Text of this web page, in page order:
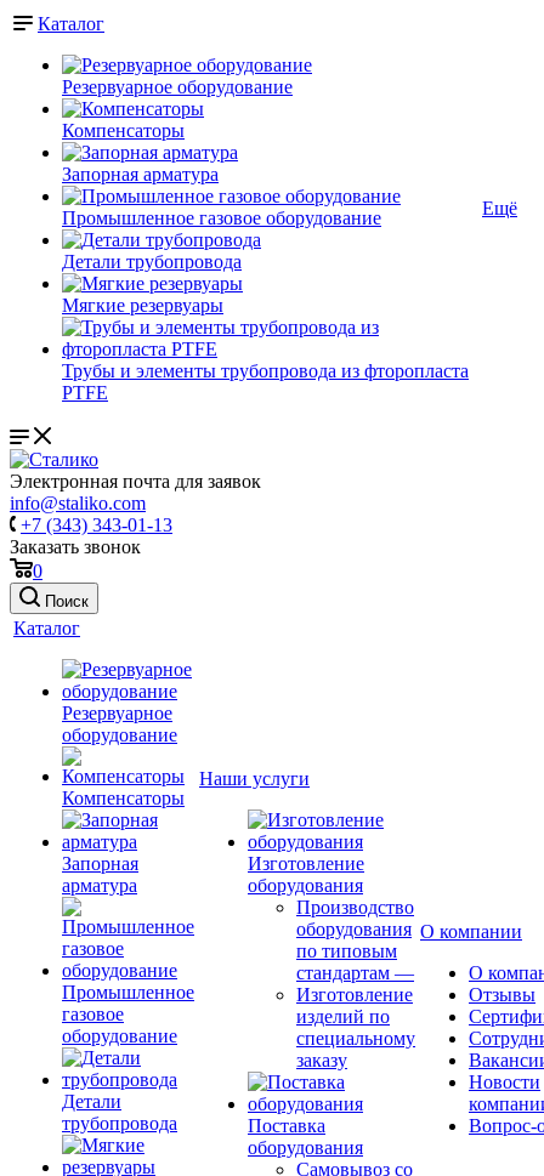
Каталог
Резервуарное оборудование
Компенсаторы
Запорная арматура
Промышленное газовое оборудование
Детали трубопровода
Мягкие резервуары
Трубы и элементы трубопровода из фторопласта
PTFE
Ещё
Электронная почта для заявок
info@staliko.com
+7 (343) 343-01-13
Заказать звонок
0
Поиск
Каталог
Резервуарное
оборудование
Компенсаторы
Запорная
арматура
Промышленное
газовое
оборудование
Детали
трубопровода
Наши услуги
Изготовление
оборудования
Производство
оборудования
по типовым
стандартам —
Изготовление
изделий по
специальному
заказу
Поставка
оборудования
Самовывоз со
О компании
О
Отзывы
Новости
Вопрос-